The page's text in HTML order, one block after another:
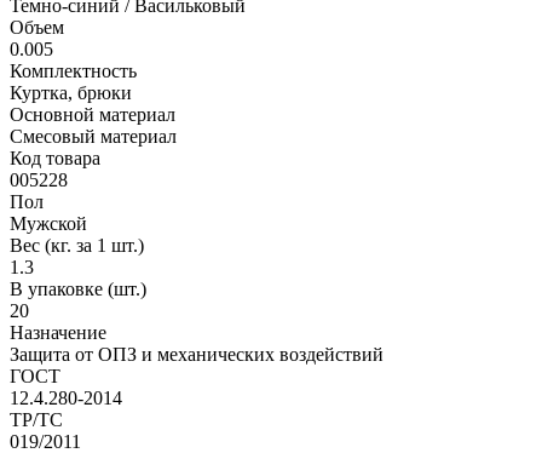
Темно-синий / Васильковый
Объем
0.005
Комплектность
Куртка, брюки
Основной материал
Смесовый материал
Код товара
005228
Пол
Мужской
Вес (кг. за 1 шт.)
1.3
В упаковке (шт.)
20
Назначение
Защита от ОПЗ и механических воздействий
ГОСТ
12.4.280-2014
ТР/ТС
019/2011